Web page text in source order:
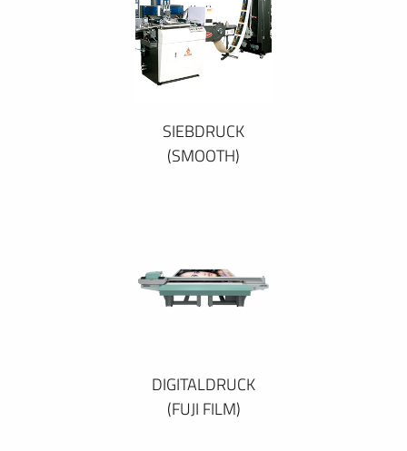
SIEBDRUCK
(SMOOTH)
DIGITALDRUCK
(FUJI FILM)